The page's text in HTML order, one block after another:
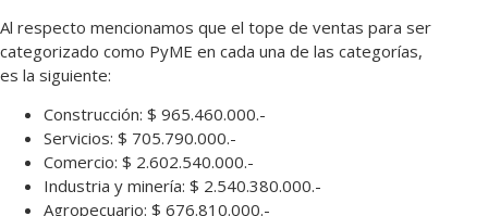
Al respecto mencionamos que el tope de ventas para ser
categorizado como PyME en cada una de las categorías,
es la siguiente:
Construcción: $ 965.460.000.-
Servicios: $ 705.790.000.-
Comercio: $ 2.602.540.000.-
Industria y minería: $ 2.540.380.000.-
Agropecuario: $ 676.810.000.-